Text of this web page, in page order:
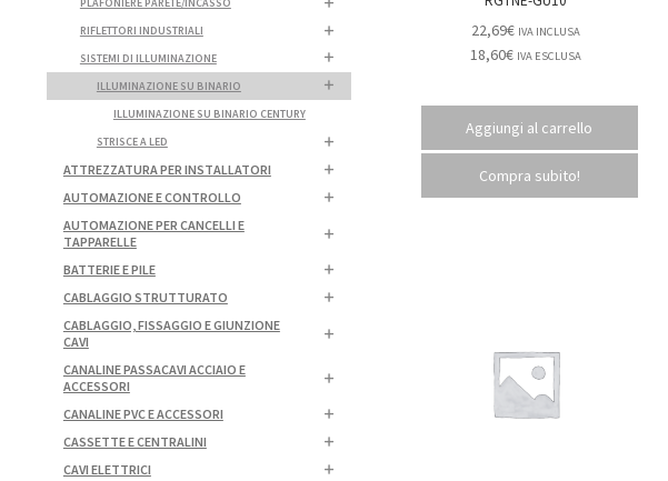
22,69€ IVA INCLUSA
18,60€ IVA ESCLUSA
Aggiungi al carrello
Compra subito!
RIFLETTORI INDUSTRIALI
SISTEMI DI ILLUMINAZIONE
ILLUMINAZIONE SU BINARIO
ILLUMINAZIONE SU BINARIO CENTURY
STRISCE A LED
ATTREZZATURA PER INSTALLATORI
AUTOMAZIONE E CONTROLLO
AUTOMAZIONE PER CANCELLI E
TAPPARELLE
BATTERIE E PILE
CABLAGGIO STRUTTURATO
CABLAGGIO, FISSAGGIO E GIUNZIONE
CAVI
CANALINE PASSACAVI ACCIAIO E
ACCESSORI
CANALINE PVC E ACCESSORI
CASSETTE E CENTRALINI
CAVI ELETTRICI